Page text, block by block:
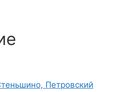
Петровский